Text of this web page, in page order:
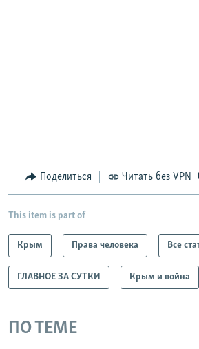
Поделиться Читать без VPN
This item is part of
Крым Права человека Все
ГЛАВНОЕ ЗА СУТКИ Крым и война
ПО ТЕМЕ